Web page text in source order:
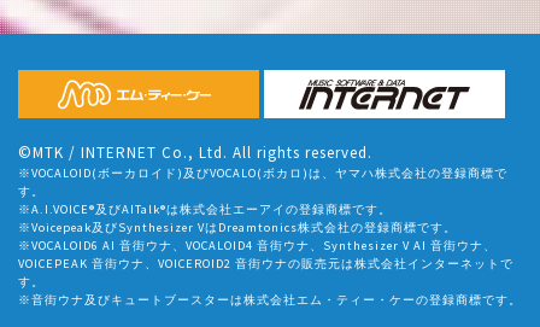
©MTK / INTERNET Co., Ltd. All rights reserved.
※VOCALOID(ボーカロイド)及びVOCALO(ボカロ)は、ヤマハ株式会社の登録商標で
す。
※A.I.VOICE®及びAITalk®は株式会社エーアイの登録商標です。
※Voicepeak及びSynthesizer VはDreamtonics株式会社の登録商標です。
※VOCALOID6 AI 音街ウナ、VOCALOID4 音街ウナ、Synthesizer V AI 音街ウナ、
VOICEPEAK 音街ウナ、VOICEROID2 音街ウナの販売元は株式会社インターネットで
す。
※音街ウナ及びキュートブースターは株式会社エム・ティー・ケーの登録商標です。